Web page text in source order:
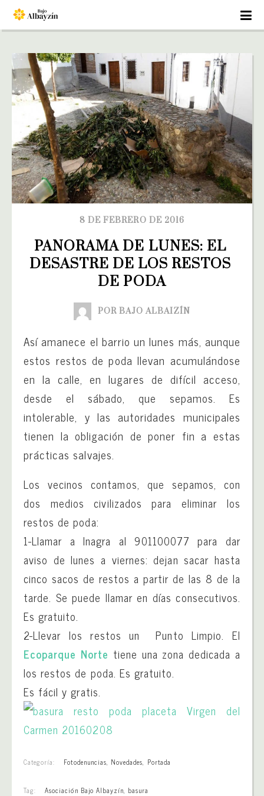
8 DE FEBRERO DE 2016
PANORAMA DE LUNES: EL
DESASTRE DE LOS RESTOS
DE PODA
POR BAJO ALBAIZÍN
Así amanece el barrio un lunes más, aunque
estos restos de poda llevan acumulándose
en la calle, en lugares de difícil acceso,
desde el sábado, que sepamos. Es
intolerable, y las autoridades municipales
tienen la obligación de poner fin a estas
prácticas salvajes.
Los vecinos contamos, que sepamos, con
dos medios civilizados para eliminar los
restos de poda:
1-Llamar a Inagra al 901100077 para dar
aviso de lunes a viernes: dejan sacar hasta
cinco sacos de restos a partir de las 8 de la
tarde. Se puede llamar en días consecutivos.
Es gratuito.
2-Llevar los restos un Punto Limpio. El
Ecoparque Norte tiene una zona dedicada a
los restos de poda. Es gratuito.
Es fácil y gratis.
Categoría: Fotodenuncias, Novedades, Portada
Tag: Asociación Bajo Albayzín, basura